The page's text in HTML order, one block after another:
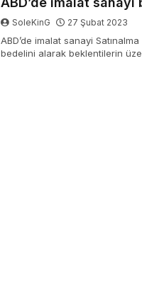
SoleKinG 27 Şubat 2023
ABD’de imalat sanayi
bedelini alarak beklentilerin